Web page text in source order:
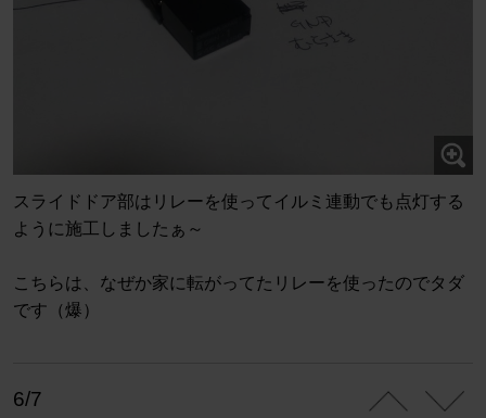
スライドドア部はリレーを使ってイルミ連動でも点灯する
ように施工しましたぁ～
こちらは、なぜか家に転がってたリレーを使ったのでタダ
です（爆）
6/7